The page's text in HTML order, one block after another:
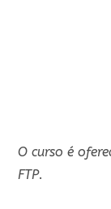
O curso é
FTP.